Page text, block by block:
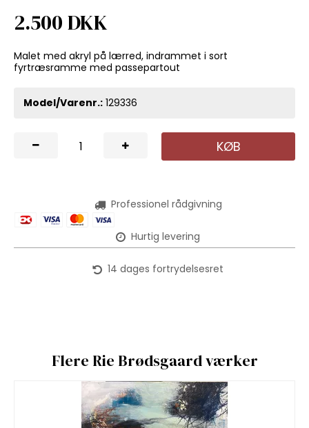
2.500 DKK
Malet med akryl på lærred, indrammet i sort
fyrtræsramme med passepartout
Model/Varenr.: 129336
KØB
Professionel rådgivning
Hurtig levering
14 dages fortrydelsesret
Flere Rie Brødsgaard værker